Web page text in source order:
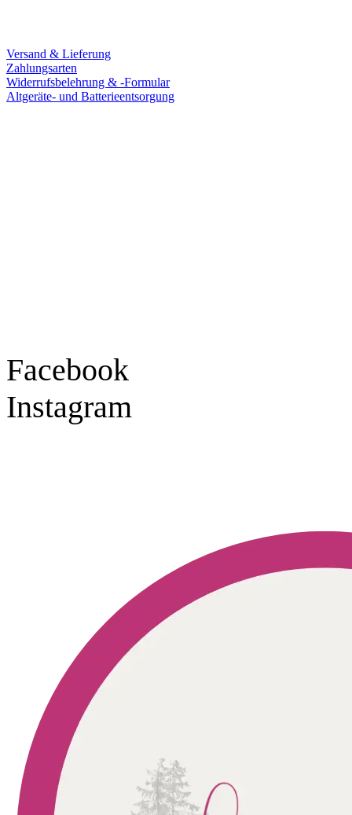
Versand & Lieferung
Zahlungsarten
Widerrufsbelehrung & -Formular
Altgeräte- und Batterieentsorgung
Facebook
Instagram